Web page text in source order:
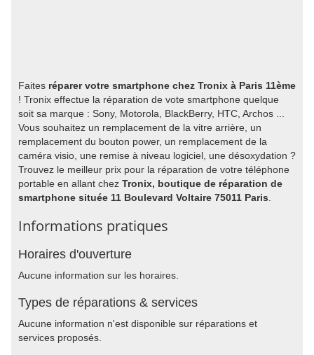
Faites réparer votre smartphone chez Tronix à Paris 11ème
! Tronix effectue la réparation de vote smartphone quelque
soit sa marque : Sony, Motorola, BlackBerry, HTC, Archos ...
Vous souhaitez un remplacement de la vitre arrière, un
remplacement du bouton power, un remplacement de la
caméra visio, une remise à niveau logiciel, une désoxydation ?
Trouvez le meilleur prix pour la réparation de votre téléphone
portable en allant chez Tronix, boutique de réparation de
smartphone située 11 Boulevard Voltaire 75011 Paris
Informations pratiques
Horaires d'ouverture
Aucune information sur les horaires.
Types de réparations & services
Aucune information n'est disponible sur réparations et
services proposés.